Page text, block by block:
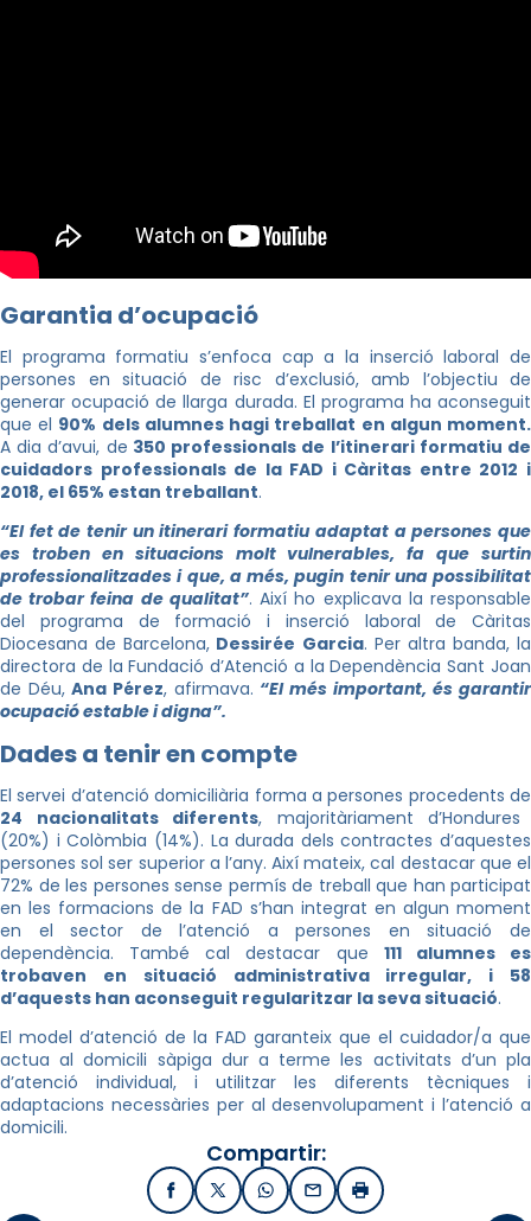
Garantia d’ocupació
El programa formatiu s’enfoca cap a la inserció laboral de
persones en situació de risc d’exclusió, amb l’objectiu de
generar ocupació de llarga durada. El programa ha aconseguit
que el 90% dels alumnes hagi treballat en algun moment.
A dia d’avui, de 350 professionals de l’itinerari formatiu de
cuidadors professionals de la FAD i Càritas entre 2012 i
2018, el 65% estan treballant.
“El fet de tenir un itinerari formatiu adaptat a persones que
es troben en situacions molt vulnerables, fa que surtin
professionalitzades i que, a més, pugin tenir una possibilitat
de trobar feina de qualitat”. Així ho explicava la responsable
del programa de formació i inserció laboral de Càritas
Diocesana de Barcelona, Dessirée Garcia. Per altra banda, la
directora de la Fundació d’Atenció a la Dependència Sant Joan
de Déu,Ana Pérez, afirmava. “El més important, és garantir
ocupació estable i digna”.
Dades a tenir en compte
El servei d’atenció domiciliària forma a persones procedents de
24 nacionalitats diferents, majoritàriament d’Hondures
(20%) i Colòmbia (14%). La durada dels contractes d’aquestes
persones sol ser superior a l’any. Així mateix, cal destacar que el
72% de les persones sense permís de treball que han participat
en les formacions de la FAD s’han integrat en algun moment
en el sector de l’atenció a persones en situació de
dependència. També cal destacar que 111 alumnes es
trobaven en situació administrativa irregular, i 58
d’aquests han aconseguit regularitzar la seva situació.
El model d’atenció de la FAD garanteix que el cuidador/a que
actua al domicili sàpiga dur a terme les activitats d’un pla
d’atenció individual, i utilitzar les diferents tècniques i
adaptacions necessàries per al desenvolupament i l’atenció a
domicili.
Compartir:
FacebookX / TwitterWhatsApp
EmailImprimir